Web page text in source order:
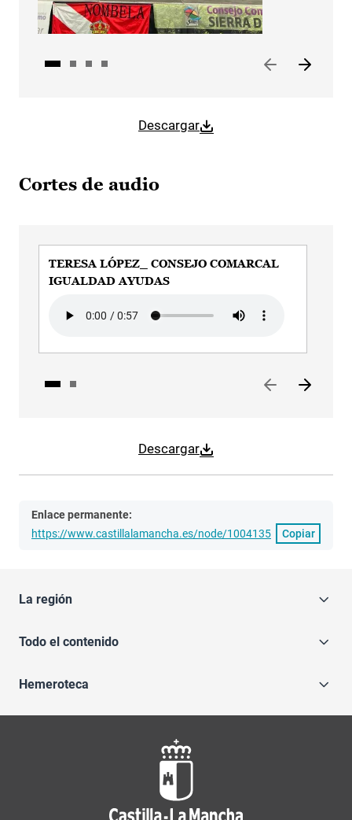
Descargar
Cortes de audio
Descargar
TERESA LÓPEZ_ CONSEJO COMARCAL
IGUALDAD AYUDAS
Enlace permanente:
https://www.castillalamancha.es/node/1004135
Copiar
La región
Todo el contenido
Hemeroteca